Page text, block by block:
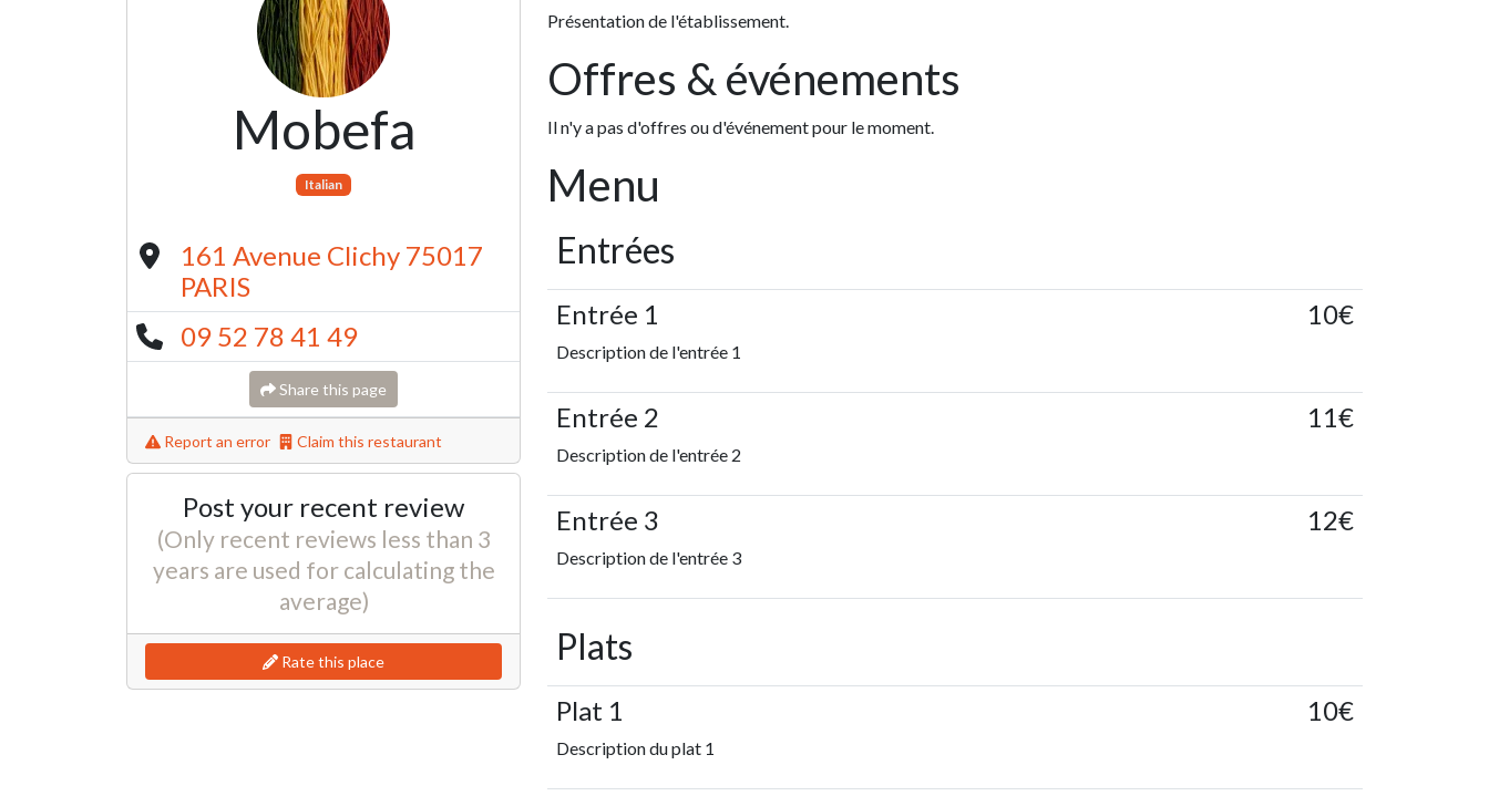
Mobefa
Italian
161 Avenue Clichy 75017
PARIS
09 52 78 41 49
Share this page
Report an error Claim this restaurant
Post your recent review
(Only recent reviews less than 3
years are used for calculating the
average)
Rate this place
Présentation de l'établissement.
Offres & événements
Il n'y a pas d'offres ou d'événement pour le moment.
Menu
Entrées
Entrée 1
Description de l'entrée 1
10€
Entrée 2
Description de l'entrée 2
11€
Entrée 3
Description de l'entrée 3
12€
Plats
Plat 1
Description du plat 1
10€